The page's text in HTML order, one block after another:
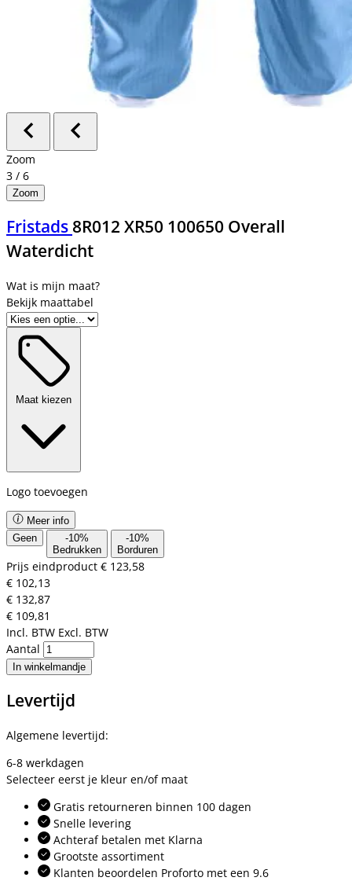
Zoom
3 / 6
Zoom
Fristads 8R012 XR50 100650 Overall
Waterdicht
Bekijk maattabel
Maat kiezen
Logo toevoegen
Meer info
Geen
-10%
Bedrukken
-10%
Borduren
Prijs eindproduct € 123,58
€ 102,13
€ 132,87
€ 109,81
Incl. BTW Excl. BTW
Aantal
In winkelmandje
Levertijd
Algemene levertijd:
6-8 werkdagen
Selecteer eerst je kleur en/of maat
Gratis retourneren binnen 100 dagen
Snelle levering
Achteraf betalen met Klarna
Grootste assortiment
Klanten beoordelen Proforto met een 9.6